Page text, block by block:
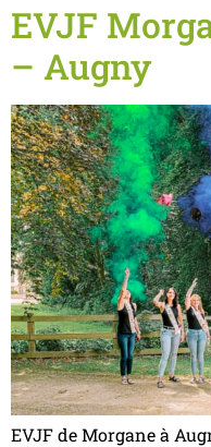
EVJF
– Augny
EVJF de Morgane à